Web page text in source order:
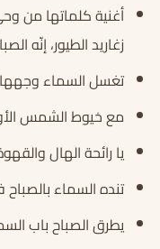
أغنية كلماتها من
زغاريد الطيور، إنّه
تغسل السماء
مع خيوط الشمس
يا رائحة الهال
تنده السماء
يطرق الصباح باب